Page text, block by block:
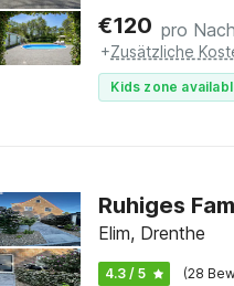
€120 pro
+Zusätzliche
Kids zone
Ruhiges
Elim, Drenthe
4.3 / 5 (28